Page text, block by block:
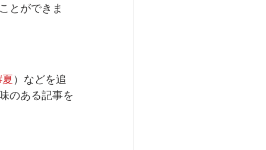
とができま
夏）などを追
のある記事を